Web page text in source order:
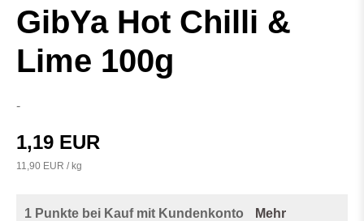
GibYa Hot Chilli &
Lime 100g
-
1,19 EUR
11,90 EUR / kg
1 Punkte bei Kauf mit Kundenkonto
Mehr